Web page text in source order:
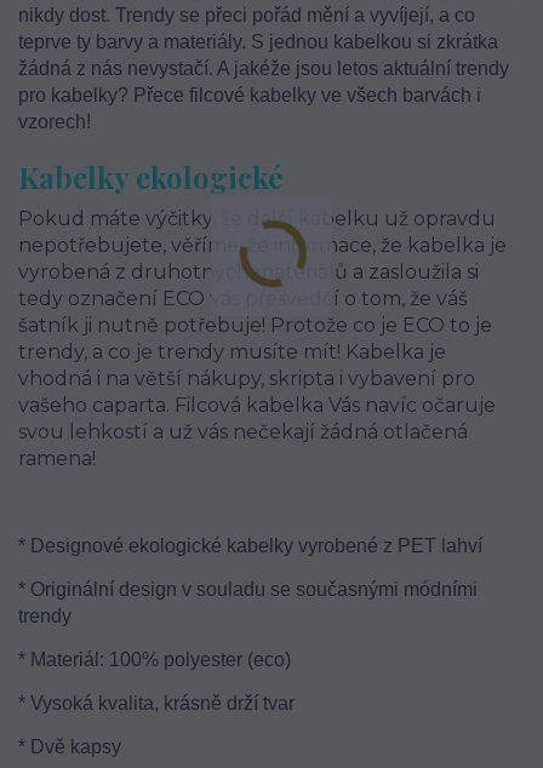
nikdy dost. Trendy se přeci pořád mění a vyvíjejí, a co
teprve ty barvy a materiály. S jednou kabelkou si zkrátka
žádná z nás nevystačí. A jakéže jsou letos aktuální trendy
pro kabelky? Přece filcové kabelky ve všech barvách i
vzorech!
Kabelky ekologické
Pokud máte výčitky, že další kabelku už opravdu
nepotřebujete, věříme, že informace, že kabelka je
vyrobená z druhotných materiálů a zasloužila si
tedy označení ECO vás přesvědčí o tom, že váš
šatník ji nutně potřebuje! Protože co je ECO to je
trendy, a co je trendy musíte mít! Kabelka je
vhodná i na větší nákupy, skripta i vybavení pro
vašeho caparta. Filcová kabelka Vás navíc očaruje
svou lehkostí a už vás nečekají žádná otlačená
ramena!
* Designové ekologické kabelky vyrobené z PET lahví
* Originální design v souladu se současnými módními
trendy
* Materiál: 100% polyester (eco)
* Vysoká kvalita, krásně drží tvar
* Dvě kapsy